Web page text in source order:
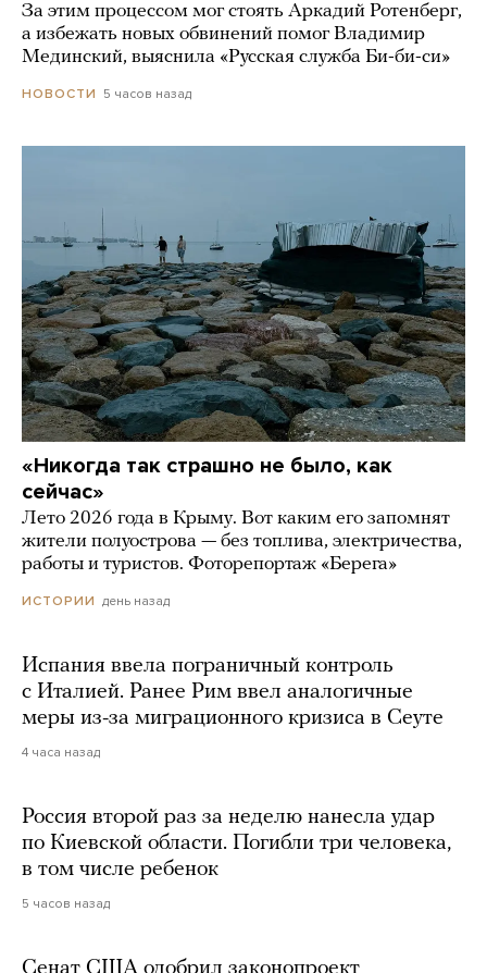
За этим процессом мог стоять Аркадий Ротенберг,
а избежать новых обвинений помог Владимир
Мединский, выяснила «Русская служба Би-би-си»
НОВОСТИ 5 часов назад
«Никогда так страшно не было, как
сейчас»
Лето 2026 года в Крыму. Вот каким его запомнят
жители полуострова — без топлива, электричества,
работы и туристов. Фоторепортаж «Берега»
ИСТОРИИ день назад
Испания ввела пограничный контроль
с Италией. Ранее Рим ввел аналогичные
меры из-за миграционного кризиса в Сеуте
4 часа назад
Россия второй раз за неделю нанесла удар
по Киевской области. Погибли три человека,
в том числе ребенок
5 часов назад